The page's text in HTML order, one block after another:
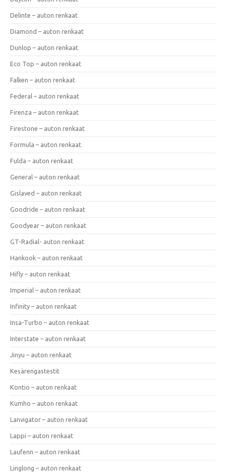
Delinte – auton renkaat
Diamond – auton renkaat
Dunlop – auton renkaat
Eco Top – auton renkaat
Falken – auton renkaat
Federal – auton renkaat
Firenza – auton renkaat
Firestone – auton renkaat
Formula – auton renkaat
Fulda – auton renkaat
General – auton renkaat
Gislaved – auton renkaat
Goodride – auton renkaat
Goodyear – auton renkaat
GT-Radial- auton renkaat
Hankook – auton renkaat
Hifly – auton renkaat
Imperial – auton renkaat
Infinity – auton renkaat
Insa-Turbo – auton renkaat
Interstate – auton renkaat
Jinyu – auton renkaat
Kesärengastestit
Kontio – auton renkaat
Kumho – auton renkaat
Lanvigator – auton renkaat
Lappi – auton renkaat
Laufenn – auton renkaat
Linglong – auton renkaat